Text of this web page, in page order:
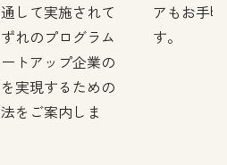
して実施されて
れのプログラム
トアップ企業の
実現するための
をご案内しま
アもお手
す。